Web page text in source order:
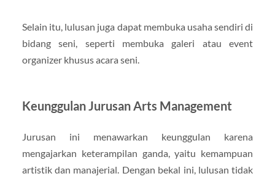
Selain itu, lulusan juga dapat membuka usaha sendiri di
bidang seni, seperti membuka galeri atau event
organizer khusus acara seni.
Keunggulan Jurusan Arts Management
Jurusan ini menawarkan keunggulan karena
mengajarkan keterampilan ganda, yaitu kemampuan
artistik dan manajerial. Dengan bekal ini, lulusan tidak